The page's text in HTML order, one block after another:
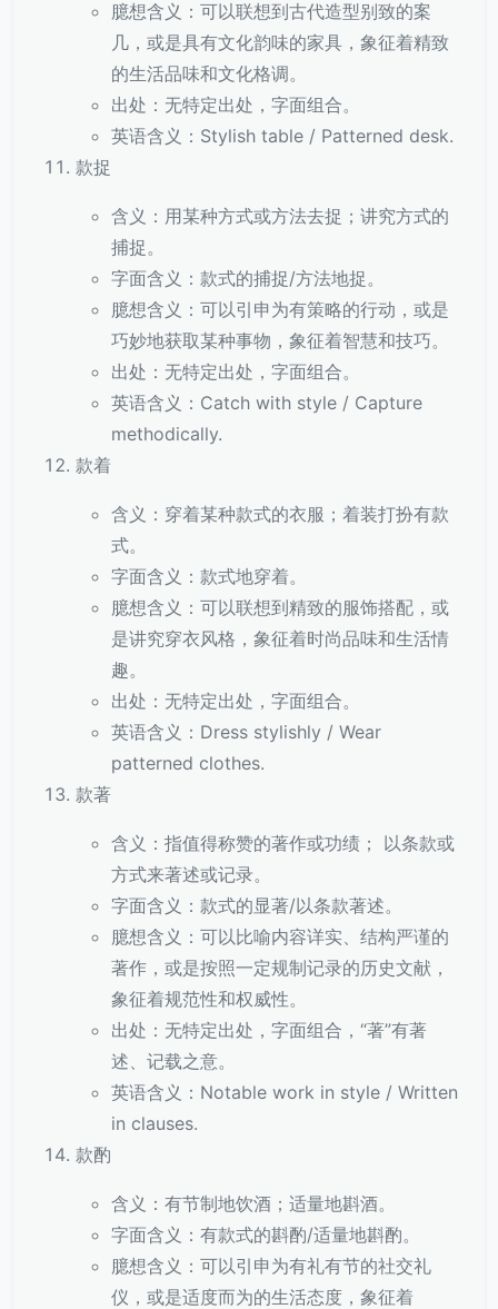
臆想含义：可以联想到古代造型别致的案
几，或是具有文化韵味的家具，象征着精致
的生活品味和文化格调。
出处：无特定出处，字面组合。
英语含义：Stylish table / Patterned desk.
款捉
含义：用某种方式或方法去捉；讲究方式的
捕捉。
字面含义：款式的捕捉/方法地捉。
臆想含义：可以引申为有策略的行动，或是
巧妙地获取某种事物，象征着智慧和技巧。
出处：无特定出处，字面组合。
英语含义：Catch with style / Capture
methodically.
款着
含义：穿着某种款式的衣服；着装打扮有款
式。
字面含义：款式地穿着。
臆想含义：可以联想到精致的服饰搭配，或
是讲究穿衣风格，象征着时尚品味和生活情
趣。
出处：无特定出处，字面组合。
英语含义：Dress stylishly / Wear
patterned clothes.
款著
含义：指值得称赞的著作或功绩； 以条款或
方式来著述或记录。
字面含义：款式的显著/以条款著述。
臆想含义：可以比喻内容详实、结构严谨的
著作，或是按照一定规制记录的历史文献，
象征着规范性和权威性。
出处：无特定出处，字面组合，“著”有著
述、记载之意。
英语含义：Notable work in style / Written
in clauses.
款酌
含义：有节制地饮酒；适量地斟酒。
字面含义：有款式的斟酌/适量地斟酌。
臆想含义：可以引申为有礼有节的社交礼
仪，或是适度而为的生活态度，象征着